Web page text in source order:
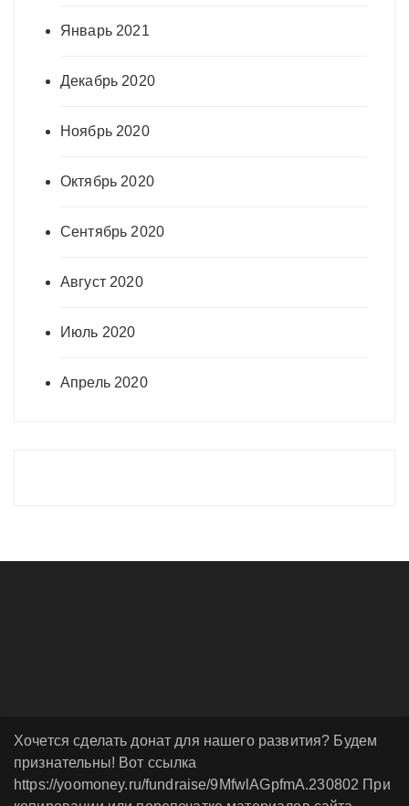
Январь 2021
Декабрь 2020
Ноябрь 2020
Октябрь 2020
Сентябрь 2020
Август 2020
Июль 2020
Апрель 2020
Хочется сделать донат для нашего развития? Будем
признательны! Вот ссылка
https://yoomoney.ru/fundraise/9MfwlAGpfmA.230802 При